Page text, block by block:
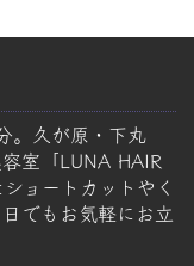
。久が原・下丸
室「LUNA HAIR
ョートカットやく
でもお気軽にお立